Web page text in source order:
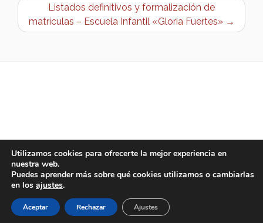
Listados definitivos y formalización de
matrículas – Escuela Infantil «Gloria Fuertes» →
Utilizamos cookies para ofrecerte la mejor experiencia en
nuestra web.
Puedes aprender más sobre qué cookies utilizamos o cambiarlas
en los ajustes.
Aceptar Rechazar Ajustes